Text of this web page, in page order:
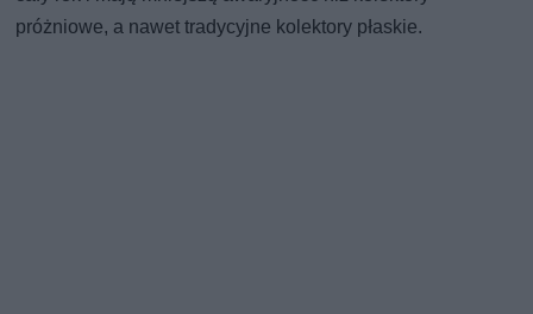
próżniowe, a nawet tradycyjne kolektory płaskie.